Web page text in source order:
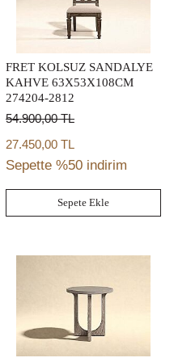
FRET KOLSUZ SANDALYE
KAHVE 63X53X108CM
274204-2812
54.900,00TL
27.450,00 TL
Sepette %50 indirim
Sepete Ekle